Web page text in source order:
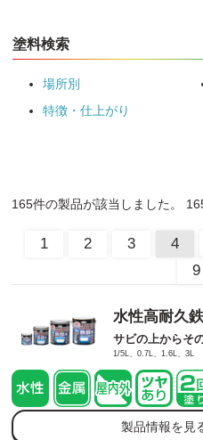
塗料検索
場所別
特徴・仕上がり
165件の製品が該当しました。
1 2 3 4
9
水性高耐久
サビの上からそ
1/5L、0.7L、1.6L、3L
製品情報を見